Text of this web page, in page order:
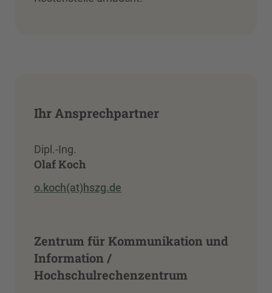
Ihr Ansprechpartner
Dipl.-Ing.
Olaf Koch
o.koch(at)hszg.de
Zentrum für Kommunikation und
Information /
Hochschulrechenzentrum